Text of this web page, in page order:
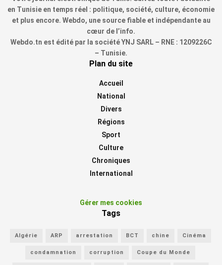
en Tunisie en temps réel : politique, société, culture, économie
et plus encore. Webdo, une source fiable et indépendante au
cœur de l’info.
Webdo.tn est édité par la société YNJ SARL – RNE : 1209226C
– Tunisie.
Plan du site
Accueil
National
Divers
Régions
Sport
Culture
Chroniques
International
Gérer mes cookies
Tags
Algérie ARP arrestation BCT chine Cinéma
condamnation corruption Coupe du Monde